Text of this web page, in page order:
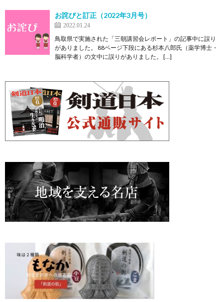
お詫びと訂正（2022年3月号）
2022.01.24
鳥取県で実施された「三朝講習会レポート」の記事中に誤り
がありました。 88ページ下段にある杉本八郎氏（薬学博士・
脳科学者）の文中に誤りがありました。 […]